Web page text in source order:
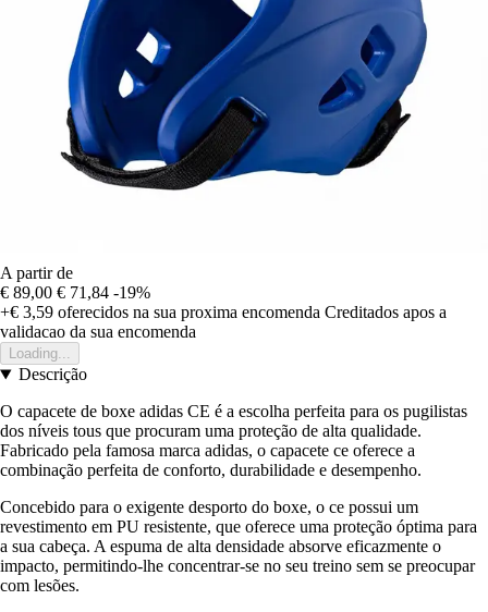
A partir de
€ 89,00 € 71,84 -19%
+€ 3,59 oferecidos na sua proxima encomenda Creditados apos a
validacao da sua encomenda
Loading...
Descrição
O capacete de boxe adidas CE é a escolha perfeita para os pugilistas
dos níveis tous que procuram uma proteção de alta qualidade.
Fabricado pela famosa marca adidas, o capacete ce oferece a
combinação perfeita de conforto, durabilidade e desempenho.
Concebido para o exigente desporto do boxe, o ce possui um
revestimento em PU resistente, que oferece uma proteção óptima para
a sua cabeça. A espuma de alta densidade absorve eficazmente o
impacto, permitindo-lhe concentrar-se no seu treino sem se preocupar
com lesões.